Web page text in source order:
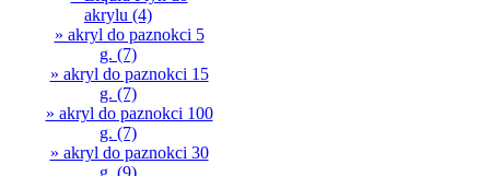
akrylu (4)
» akryl do paznokci 5
g. (7)
» akryl do paznokci 15
g. (7)
» akryl do paznokci 100
g. (7)
» akryl do paznokci 30
g. (9)